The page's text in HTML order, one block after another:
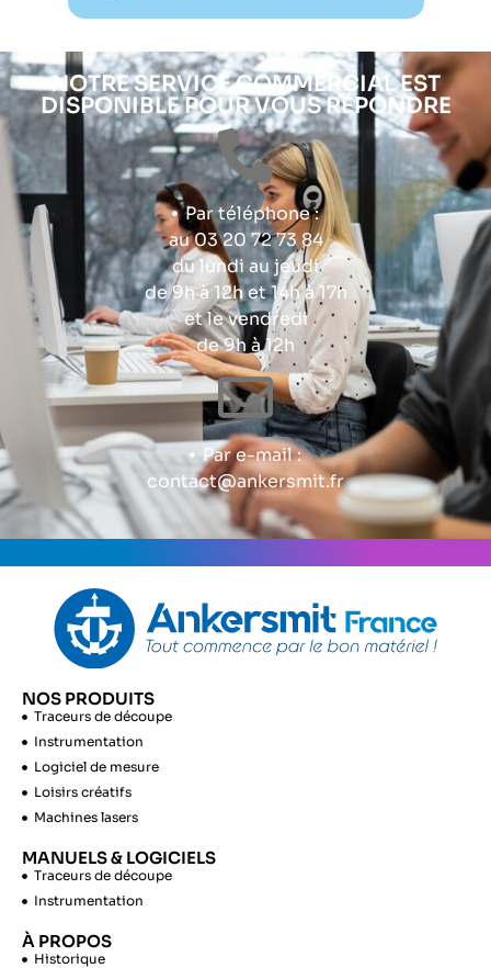
NOTRE SERVICE COMMERCIAL EST
DISPONIBLE POUR VOUS RÉPONDRE
Par téléphone :
au 03 20 72 73 84
du lundi au jeudi
de 9h à 12h et 14h à 17h
et le vendredi
de 9h à 12h
Par e-mail :
contact@ankersmit.fr
NOS PRODUITS
Traceurs de découpe
Instrumentation
Logiciel de mesure
Loisirs créatifs
Machines lasers
MANUELS & LOGICIELS
Traceurs de découpe
Instrumentation
À PROPOS
Historique